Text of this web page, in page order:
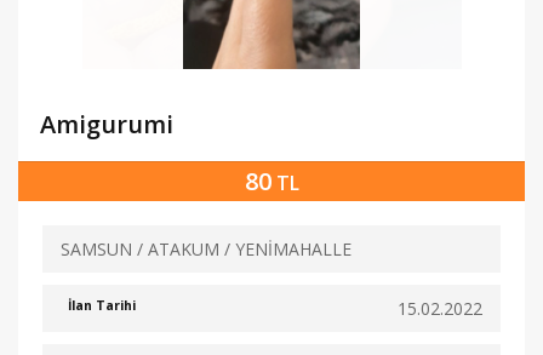
Amigurumi
80TL
SAMSUN / ATAKUM / YENİMAHALLE
İlan Tarihi 15.02.2022